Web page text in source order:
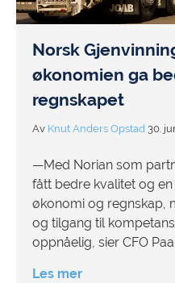
Norsk
økonomien ga
regnskapet
Av Knut Anders Opstad 30.
—Med Norian som
fått bedre kvalitet og
økonomi og regnskap,
og tilgang til
oppnåelig, sier CFO
Les mer